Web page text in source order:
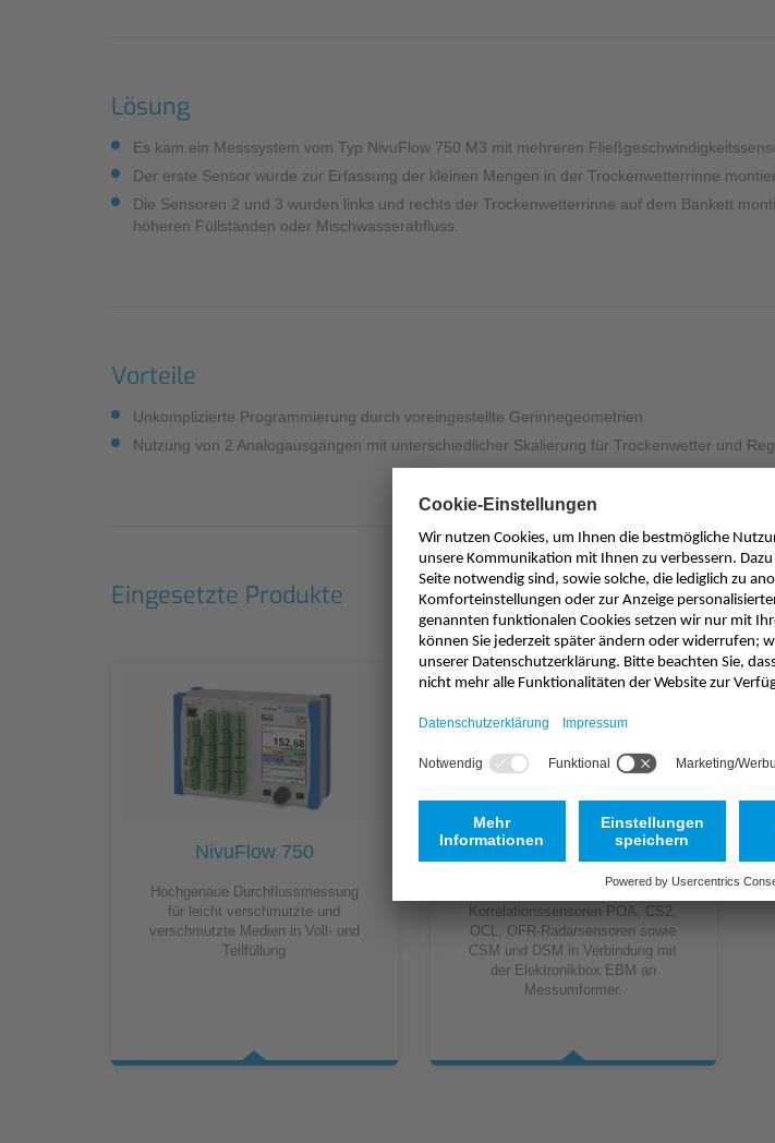
Lösung
Es kam ein Messsystem vom Typ NivuFlow 750 M3 mit mehreren
Der erste Sensor wurde zur Erfassung der kleinen Mengen in der Trockenwetterrinne
Die Sensoren 2 und 3 wurden links und rechts der Trockenwetterrinne auf dem Bankett
höheren Füllständen oder Mischwasserabfluss.
Vorteile
Unkomplizierte Programmierung durch voreingestellte Gerinnegeometrien
Nutzung von 2 Analogausgängen mit unterschiedlicher Skalierung für Trockenwetter und
Eingesetzte Produkte
NivuFlow 750
Hochgenaue Durchflussmessung
für leicht verschmutzte und
verschmutzte Medien in Voll- und
Teilfüllung
Multiplexer MPX
Multiplexer zum Anschluss von
Korrelationssensoren POA, CS2,
OCL, OFR-Radarsensoren sowie
CSM und DSM in Verbindung mit
der Elektronikbox EBM an
Messumformer.